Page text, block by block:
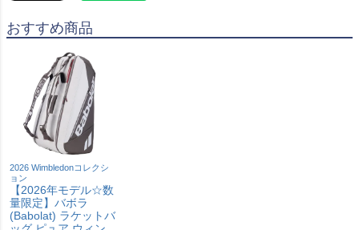
おすすめ商品
2026 Wimbledonコレクシ
ョン
【2026年モデル☆数
量限定】バボラ
(Babolat) ラケットバ